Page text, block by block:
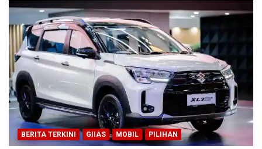
BERITA TERKINI GIIAS MOBIL PILIHAN